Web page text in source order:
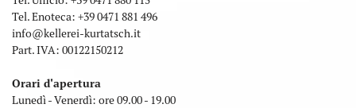
Tel. Enoteca: +39 0471 881 496
info@kellerei-kurtatsch.it
Part. IVA: 00122150212
Orari d'apertura
Lunedì - Venerdì: ore 09.00 - 19.00